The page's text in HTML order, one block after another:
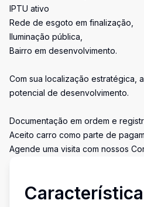
IPTU ativo
Rede de esgoto em finalização,
Iluminação pública,
Bairro em desenvolvimento.
Com sua localização estratégica,
potencial de desenvolvimento.
Documentação em ordem e
Aceito carro como parte de
Agende uma visita com nossos